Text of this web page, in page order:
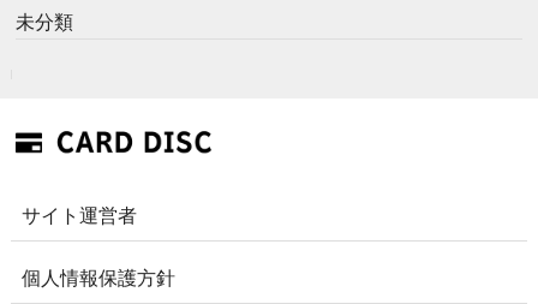
未分類
サイト運営者
個人情報保護方針